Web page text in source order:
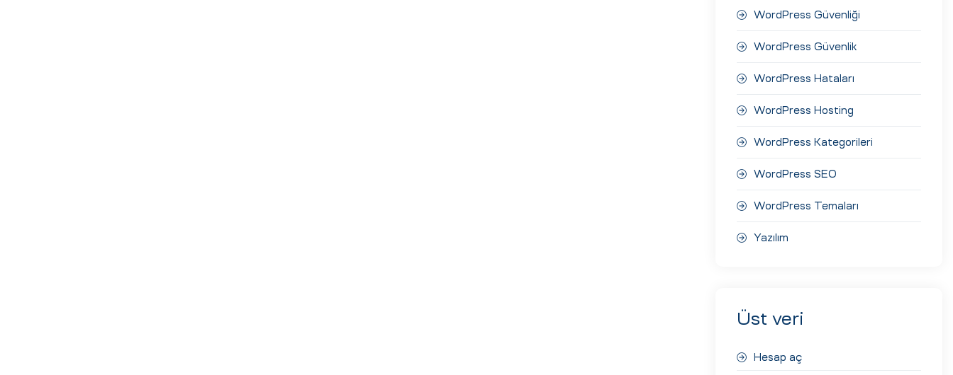
WordPress Güvenliği
WordPress Güvenlik
WordPress Hataları
WordPress Hosting
WordPress Kategorileri
WordPress SEO
WordPress Temaları
Yazılım
Üst veri
Hesap aç